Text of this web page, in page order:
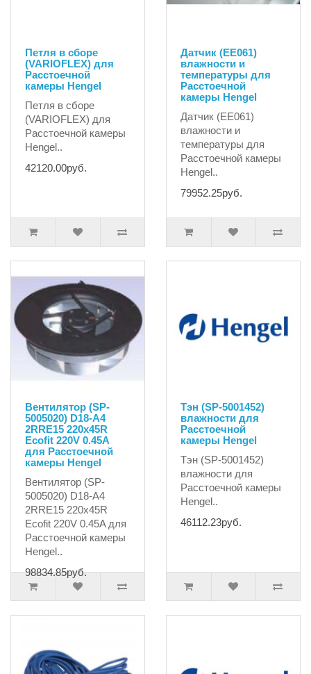
Петля в сборе
(VARIOFLEX) для
Расстоечной
камеры Hengel
Петля в сборе
(VARIOFLEX) для
Расстоечной камеры
Hengel..
42120.00руб.
Датчик (EE061)
влажности и
температуры для
Расстоечной
камеры Hengel
Датчик (EE061)
влажности и
температуры для
Расстоечной камеры
Hengel..
79952.25руб.
Вентилятор (SP-
5005020) D18-A4
2RRE15 220x45R
Ecofit 220V 0.45A
для Расстоечной
камеры Hengel
Вентилятор (SP-
5005020) D18-A4
2RRE15 220x45R
Ecofit 220V 0.45A для
Расстоечной камеры
Hengel..
98834.85руб.
Тэн (SP-5001452)
влажности для
Расстоечной
камеры Hengel
Тэн (SP-5001452)
влажности для
Расстоечной камеры
Hengel..
46112.23руб.